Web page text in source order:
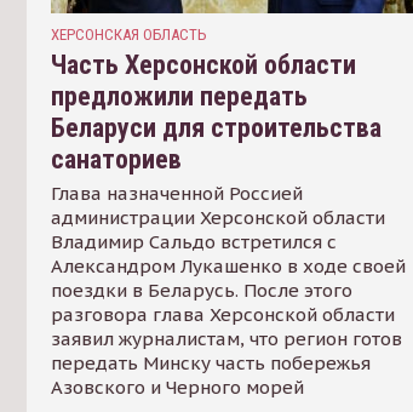
ХЕРСОНСКАЯ ОБЛАСТЬ
Часть Херсонской области
предложили передать
Беларуси для строительства
санаториев
Глава назначенной Россией
администрации Херсонской области
Владимир Сальдо встретился с
Александром Лукашенко в ходе своей
поездки в Беларусь. После этого
разговора глава Херсонской области
заявил журналистам, что регион готов
передать Минску часть побережья
Азовского и Черного морей